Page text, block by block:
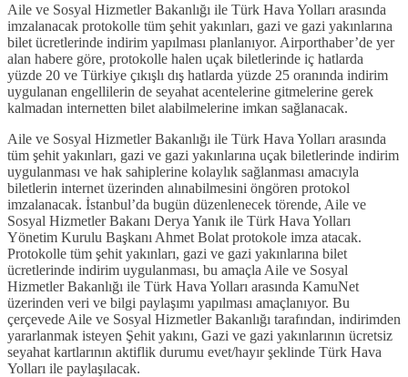
Aile ve Sosyal Hizmetler Bakanlığı ile Türk Hava Yolları arasında
imzalanacak protokolle tüm şehit yakınları, gazi ve gazi yakınlarına
bilet ücretlerinde indirim yapılması planlanıyor. Airporthaber’de yer
alan habere göre, protokolle halen uçak biletlerinde iç hatlarda
yüzde 20 ve Türkiye çıkışlı dış hatlarda yüzde 25 oranında indirim
uygulanan engellilerin de seyahat acentelerine gitmelerine gerek
kalmadan internetten bilet alabilmelerine imkan sağlanacak.
Aile ve Sosyal Hizmetler Bakanlığı ile Türk Hava Yolları arasında
tüm şehit yakınları, gazi ve gazi yakınlarına uçak biletlerinde indirim
uygulanması ve hak sahiplerine kolaylık sağlanması amacıyla
biletlerin internet üzerinden alınabilmesini öngören protokol
imzalanacak. İstanbul’da bugün düzenlenecek törende, Aile ve
Sosyal Hizmetler Bakanı Derya Yanık ile Türk Hava Yolları
Yönetim Kurulu Başkanı Ahmet Bolat protokole imza atacak.
Protokolle tüm şehit yakınları, gazi ve gazi yakınlarına bilet
ücretlerinde indirim uygulanması, bu amaçla Aile ve Sosyal
Hizmetler Bakanlığı ile Türk Hava Yolları arasında KamuNet
üzerinden veri ve bilgi paylaşımı yapılması amaçlanıyor. Bu
çerçevede Aile ve Sosyal Hizmetler Bakanlığı tarafından, indirimden
yararlanmak isteyen Şehit yakını, Gazi ve gazi yakınlarının ücretsiz
seyahat kartlarının aktiflik durumu evet/hayır şeklinde Türk Hava
Yolları ile paylaşılacak.